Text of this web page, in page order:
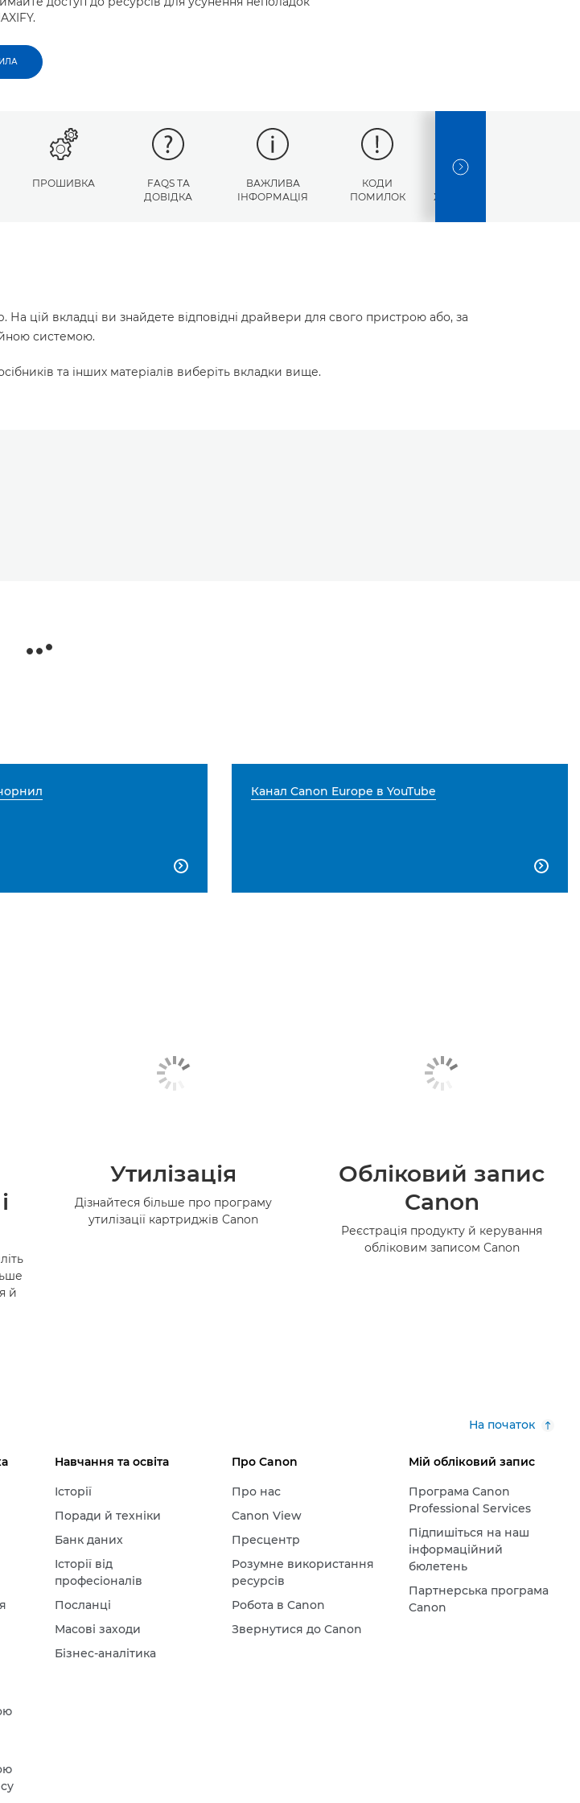
ПРОШИВКА
FAQS ТА
ДОВІДКА
ВАЖЛИВА
ІНФОРМАЦІЯ
КОДИ
ПОМИЛОК
ХАРАКТЕРИСТИКИ
NEXT SLIDE
цій вкладці ви знайдете відповідні драйвери для свого пристрою або, за
системою.
та інших матеріалів виберіть вкладки вище.

Канал Canon Europe в YouTube

й
Утилізація
Дізнайтеся більше про програму
утилізації картриджів Canon
Обліковий запис
Canon
Реєстрація продукту й керування
обліковим записом Canon
На початок
Навчання та освіта
Історії
Поради й техніки
Банк даних
Історії від
професіоналів
Посланці
Масові заходи
Бізнес-аналітика
Про Canon
Про нас
Canon View
Пресцентр
Розумне використання
ресурсів
Робота в Canon
Звернутися до Canon
Мій обліковий запис
Програма Canon
Professional Services
Підпишіться на наш
інформаційний
бюлетень
Партнерська програма
Canon